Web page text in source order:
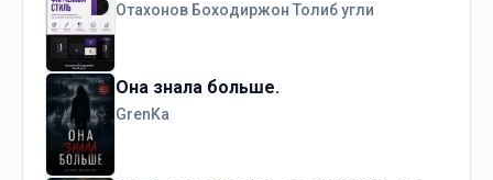
Отахонов Боходиржон Толиб угли
Она знала больше.
GrenKa